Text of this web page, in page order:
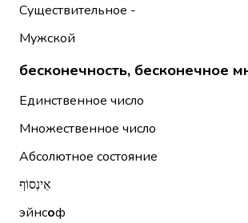
Существительное -
Мужской
бесконечность, бесконечное
Единственное число
Множественное число
Абсолютное состояние
אֵינְסוֹף
эйнсоф